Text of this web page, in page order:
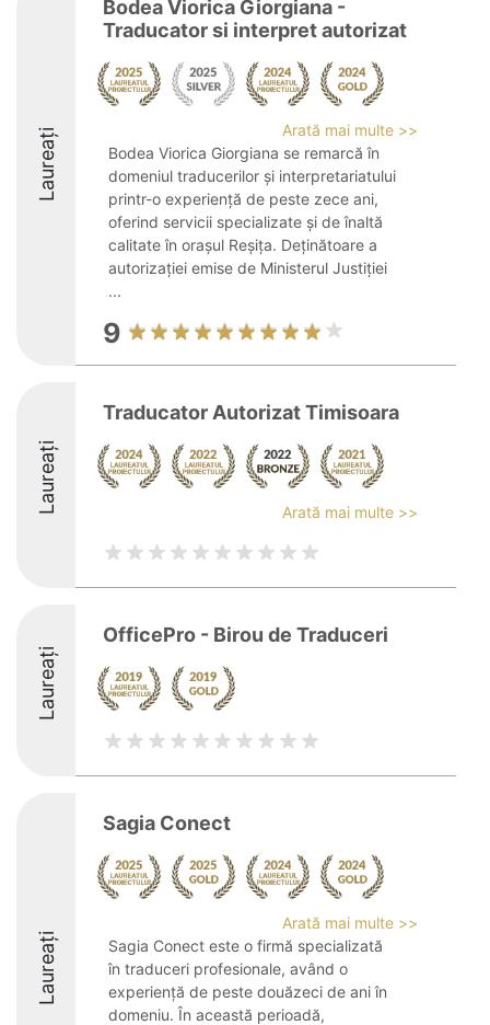
Laureați
Bodea Viorica Giorgiana -
Traducator si interpret autorizat
Arată mai multe >>
Bodea Viorica Giorgiana se remarcă în
domeniul traducerilor și interpretariatului
printr-o experiență de peste zece ani,
oferind servicii specializate și de înaltă
calitate în orașul Reșița. Deținătoare a
autorizației emise de Ministerul Justiției
...
9
Laureați
Traducator Autorizat Timisoara
Arată mai multe >>
Laureați
OfficePro - Birou de Traduceri
Laureați
Sagia Conect
Arată mai multe >>
Sagia Conect este o firmă specializată
în traduceri profesionale, având o
experiență de peste douăzeci de ani în
domeniu. În această perioadă,